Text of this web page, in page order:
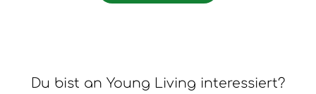
Du bist an Young Living interessiert?